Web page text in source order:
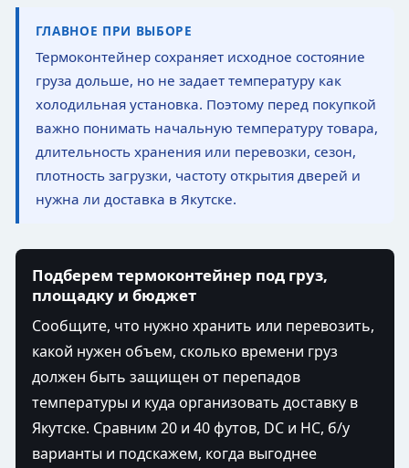
ГЛАВНОЕ ПРИ ВЫБОРЕ
Термоконтейнер сохраняет исходное состояние
груза дольше, но не задает температуру как
холодильная установка. Поэтому перед покупкой
важно понимать начальную температуру товара,
длительность хранения или перевозки, сезон,
плотность загрузки, частоту открытия дверей и
нужна ли доставка в Якутске.
Подберем термоконтейнер под груз,
площадку и бюджет
Сообщите, что нужно хранить или перевозить,
какой нужен объем, сколько времени груз
должен быть защищен от перепадов
температуры и куда организовать доставку в
Якутске. Сравним 20 и 40 футов, DC и HC, б/у
варианты и подскажем, когда выгоднее